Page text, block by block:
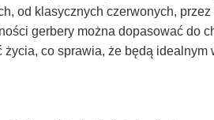
od klasycznych czerwonych, przez
gerbery można dopasować do
co sprawia, że będą idealnym